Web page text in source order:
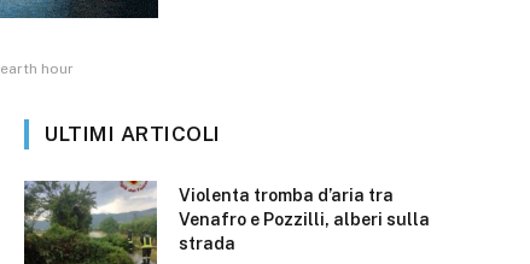
earth hour
ULTIMI ARTICOLI
Violenta tromba d’aria tra
Venafro e Pozzilli, alberi sulla
strada